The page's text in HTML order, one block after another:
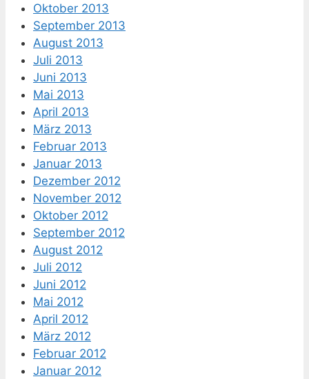
Oktober 2013
September 2013
August 2013
Juli 2013
Juni 2013
Mai 2013
April 2013
März 2013
Februar 2013
Januar 2013
Dezember 2012
November 2012
Oktober 2012
September 2012
August 2012
Juli 2012
Juni 2012
Mai 2012
April 2012
März 2012
Februar 2012
Januar 2012